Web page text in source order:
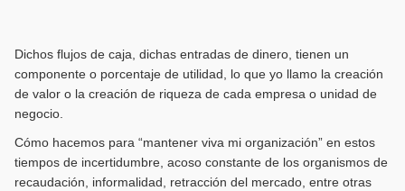
Dichos flujos de caja, dichas entradas de dinero, tienen un
componente o porcentaje de utilidad, lo que yo llamo la creación
de valor o la creación de riqueza de cada empresa o unidad de
negocio.
Cómo hacemos para “mantener viva mi organización” en estos
tiempos de incertidumbre, acoso constante de los organismos de
recaudación, informalidad, retracción del mercado, entre otras